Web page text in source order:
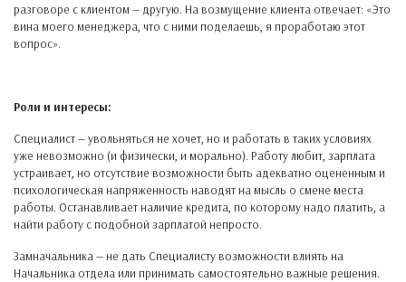
разговоре с клиентом — другую. На возмущение клиента отвечает: «Это
вина моего менеджера, что с ними поделаешь, я проработаю этот
вопрос».
Роли и интересы:
Специалист — увольняться не хочет, но и работать в таких условиях
уже невозможно (и физически, и морально). Работу любит, зарплата
устраивает, но отсутствие возможности быть адекватно оцененным и
психологическая напряженность наводят на мысль о смене места
работы. Останавливает наличие кредита, по которому надо платить, а
найти работу с подобной зарплатой непросто.
Замначальника — не дать Специалисту возможности влиять на
Начальника отдела или принимать самостоятельно важные решения.